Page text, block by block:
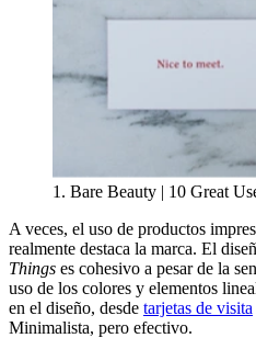
1. Bare Beauty | 10 Great
A veces, el uso de productos
realmente destaca la marca. El
Things es cohesivo a pesar de la
uso de los colores y elementos
en el diseño, desde tarjetas de visita
Minimalista, pero efectivo.